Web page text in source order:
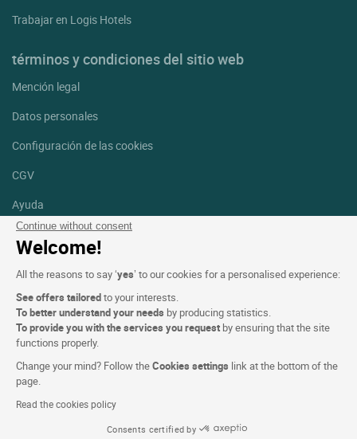
Continue without consent
Welcome!
All the reasons to say ‘yes’ to our cookies for a personalised experience:
See offers tailoredto your interests.
To better understand your needs by producing statistics.
To provide you with the services you request by ensuring that the site
functions properly.
Change your mind? Follow theCookies settings link at the bottom of the
page.
Read the cookies policy
Consents certified by
Trabajar en Logis Hotels
términos y condiciones del sitio web
Mención legal
Datos personales
Configuración de las cookies
CGV
Ayuda
Mapa del sitio
fotografías
Síguenos
Facebook
Instagram
Linkedin